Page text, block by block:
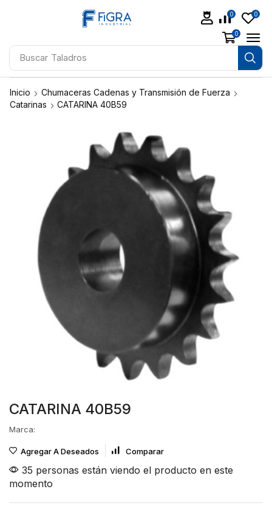
Buscar Soldadoras
0 0
0
Inicio
Chumaceras Cadenas y Transmisión de Fuerza
Catarinas
CATARINA 40B59
CATARINA 40B59
Marca:
Agregar A Deseados Comparar
35 personas están viendo el producto en este
momento